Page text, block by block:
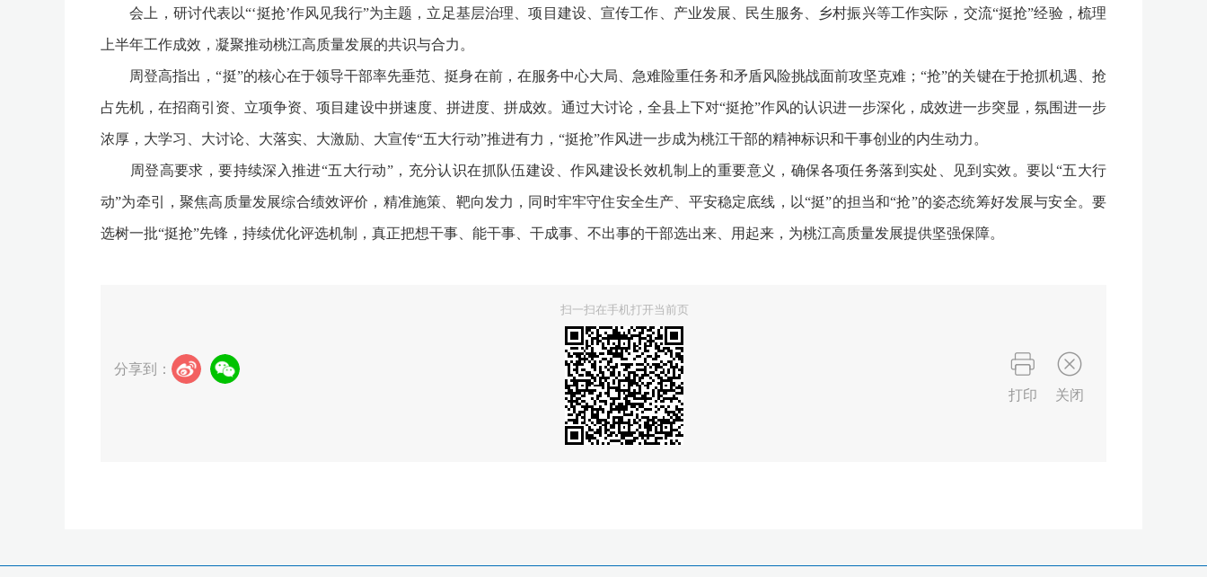
会上，研讨代表以“‘挺抢’作风见我行”为主题，立足基层治理、项目建设、宣传工作、产业发展、民生服务、乡村振兴等工作实际，交流“挺抢”经验，梳理
上半年工作成效，凝聚推动桃江高质量发展的共识与合力。
周登高指出，“挺”的核心在于领导干部率先垂范、挺身在前，在服务中心大局、急难险重任务和矛盾风险挑战面前攻坚克难；“抢”的关键在于抢抓机遇、抢
占先机，在招商引资、立项争资、项目建设中拼速度、拼进度、拼成效。通过大讨论，全县上下对“挺抢”作风的认识进一步深化，成效进一步突显，氛围进一步
浓厚，大学习、大讨论、大落实、大激励、大宣传“五大行动”推进有力，“挺抢”作风进一步成为桃江干部的精神标识和干事创业的内生动力。
周登高要求，要持续深入推进“五大行动”，充分认识在抓队伍建设、作风建设长效机制上的重要意义，确保各项任务落到实处、见到实效。要以“五大行
动”为牵引，聚焦高质量发展综合绩效评价，精准施策、靶向发力，同时牢牢守住安全生产、平安稳定底线，以“挺”的担当和“抢”的姿态统筹好发展与安全。要
选树一批“挺抢”先锋，持续优化评选机制，真正把想干事、能干事、干成事、不出事的干部选出来、用起来，为桃江高质量发展提供坚强保障。
分享到：
扫一扫在手机打开当前页
打印 关闭